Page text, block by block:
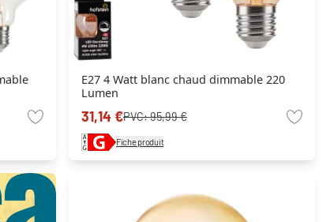
E27 4 Watt blanc chaud dimmable 220
Lumen
31,14 €PVC:95,99 €
Fiche produit